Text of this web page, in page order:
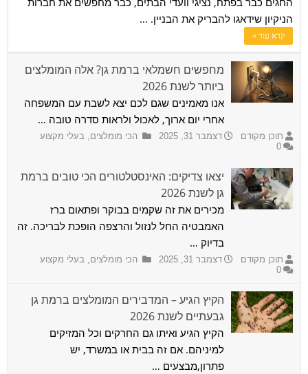
הניקיון שידאגו להבריק את הבניין. …
קרא עוד »
מחפשים חשמלאי ברמת גן? אלה המומלצים
ביותר לשנת 2026
אנו מאמינים שגם לכם יצא לשבת עם המשפחה
אחרי יום ארוך, לאכול ולראות סדרה טובה …
תוכן מקודם דצמבר 31, 2025 הכי מומלצים
בעלי מקצוע
0
יצאו צדיקים: האינסטלטורים הכי טובים ברמת
גן לשנת 2026
מכירים את זה שקמים בבוקר ופתאום ברז
האמבטיה החל לנזול והרצפה הופכת לבריכה. זה
בדיוק …
תוכן מקודם דצמבר 31, 2025 הכי מומלצים
בעלי מקצוע
0
הקיץ הגיע – המדבירים המומלצים ברמת גן
גבעתיים לשנת 2026
הקיץ הגיע ואיתו גם החרקים וכל המזיקים
למיניהם. אם זה בבית או במשרד, יש
פתרון,מבצעים …